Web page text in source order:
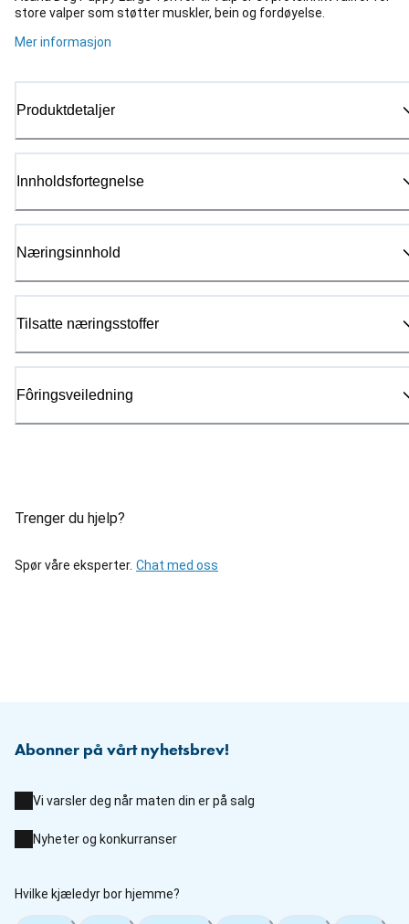
store valper som støtter muskler, bein og fordøyelse.
Mer informasjon
Produktdetaljer
Innholdsfortegnelse
Næringsinnhold
Tilsatte næringsstoffer
Fôringsveiledning
Trenger du hjelp?
Spør våre eksperter. Chat med oss
Abonner på vårt nyhetsbrev!
Vi varsler deg når maten din er på salg
Nyheter og konkurranser
Hvilke kjæledyr bor hjemme?